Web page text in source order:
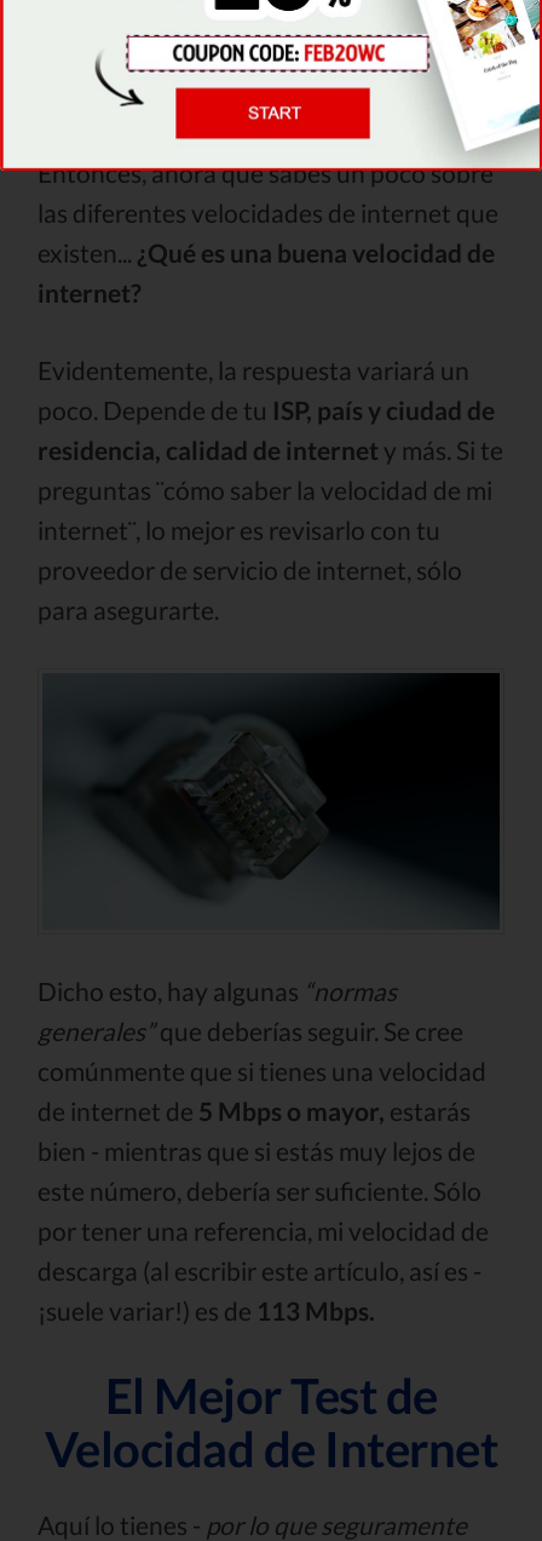
tener una mala experiencia participando
en actividades en línea que requieren de
una conexión óptima a internet.
Entonces, ahora que sabes un poco sobre
las diferentes velocidades de internet que
existen... ¿Qué es una buena velocidad de
internet?
Evidentemente, la respuesta variará un
poco. Depende de tu ISP, país y ciudad de
residencia, calidad de internet y más. Si te
preguntas ¨cómo saber la velocidad de mi
internet¨, lo mejor es revisarlo con tu
proveedor de servicio de internet, sólo
para asegurarte.
Dicho esto, hay algunas “normas
generales”que deberías seguir. Se cree
comúnmente que si tienes una velocidad
de internet de 5 Mbps o mayor, estarás
bien - mientras que si estás muy lejos de
este número, debería ser suficiente. Sólo
por tener una referencia, mi velocidad de
descarga (al escribir este artículo, así es -
¡suele variar!) es de 113 Mbps.
El Mejor Test de
Velocidad de Internet
Aquí lo tienes - por lo que seguramente